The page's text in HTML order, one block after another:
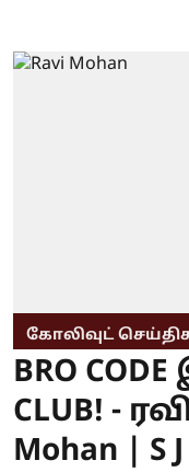
கோலிவுட்
BRO
CLUB! -
Mohan | S